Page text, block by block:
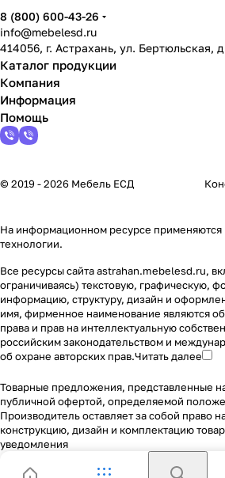
8 (800) 600-43-26
info@mebelesd.ru
414056, г. Астрахань, ул. Бертюльская,
Каталог продукции
Компания
Информация
Помощь
© 2019 - 2026 Мебель ЕСД
На информационном ресурсе применяются
технологии.
Все ресурсы сайта astrahan.mebelesd.ru,
ограничиваясь) текстовую, графическую,
информацию, структуру, дизайн и
имя, фирменное наименование являются
права и прав на интеллектуальную
российским законодательством и
об охране авторских прав.Читать далее
Товарные предложения, представленные
публичной офертой, определяемой
Производитель оставляет за собой право
конструкцию, дизайн и комплектацию
уведомления